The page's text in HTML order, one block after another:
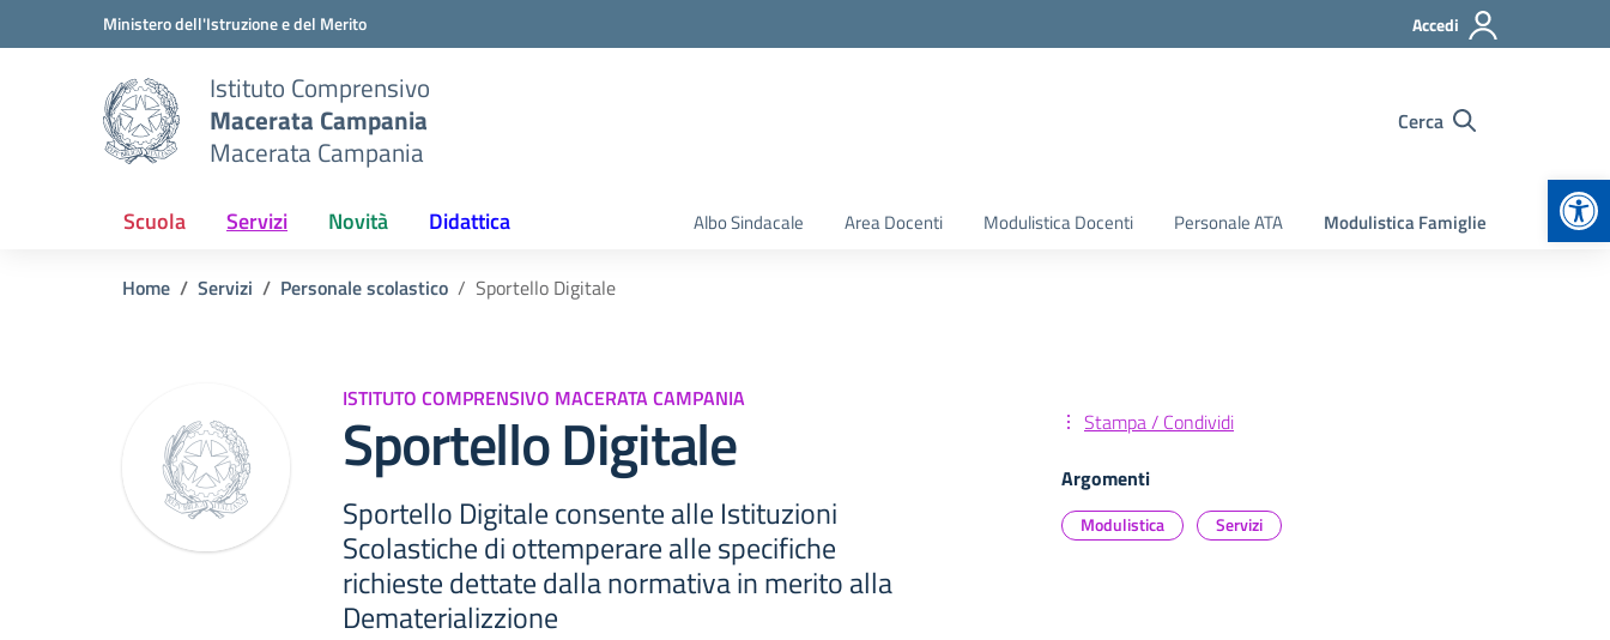
Vai ai contenuti
Vai al menu di navigazioneMinistero dell'Istruzione e del Merito Accedi
Istituto Comprensivo
Macerata Campania
Macerata Campania
Cerca
Scuola Servizi Novità Didattica Albo Sindacale Area Docenti Modulistica Docenti Personale ATA Modulistica Famiglie
Home Servizi Personale scolastico Sportello Digitale
ISTITUTO COMPRENSIVO MACERATA CAMPANIA
Sportello Digitale
Sportello Digitale consente alle Istituzioni
Scolastiche di ottemperare alle specifiche
richieste dettate dalla normativa in merito alla
Dematerializzione
Stampa / Condividi
Argomenti
Modulistica Servizi